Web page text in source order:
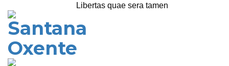
Libertas quae sera tamen